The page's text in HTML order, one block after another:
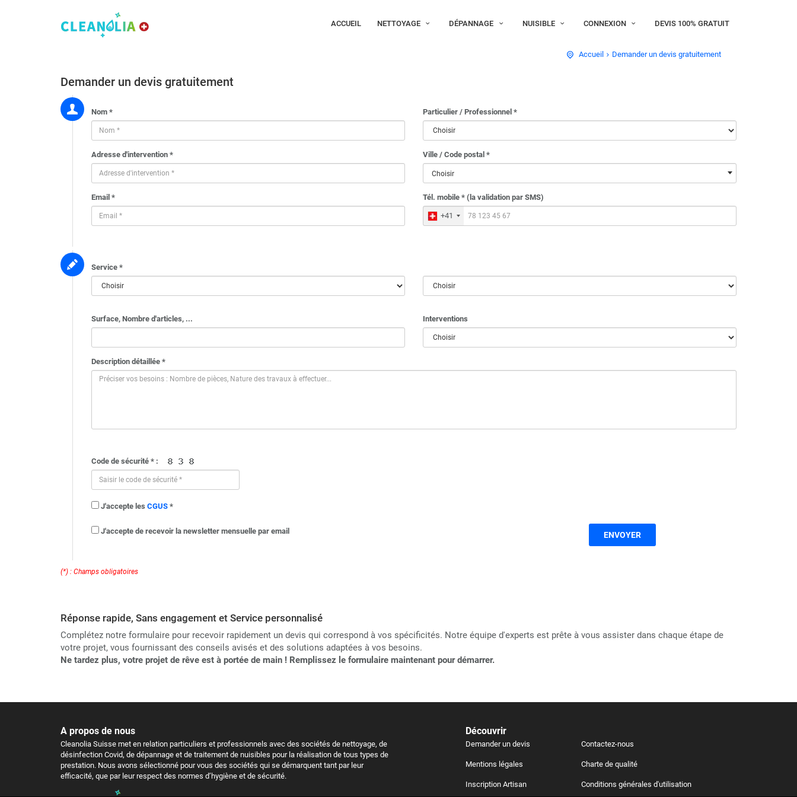
ACCUEIL NETTOYAGE DÉPANNAGE NUISIBLE CONNEXION DEVIS 100% GRATUIT
Accueil Demander un devis gratuitement
Demander un devis gratuitement
Nom * Particulier / Professionnel *
Adresse d'intervention * Ville / Code postal *
Choisir
Email * Tél. mobile * (la validation par SMS)
+41
Service *
Surface, Nombre d'articles, ... Interventions
Description détaillée *
Code de sécurité * :
J'accepte les CGUS *
J'accepte de recevoir la newsletter mensuelle par email ENVOYER
(*) : Champs obligatoires
Réponse rapide, Sans engagement et Service personnalisé
Complétez notre formulaire pour recevoir rapidement un devis qui correspond à vos spécificités. Notre équipe d'experts est prête à vous assister dans chaque étape de
votre projet, vous fournissant des conseils avisés et des solutions adaptées à vos besoins.
Ne tardez plus, votre projet de rêve est à portée de main ! Remplissez le formulaire maintenant pour démarrer.
A propos de nous
Cleanolia Suisse met en relation particuliers et professionnels avec des sociétés de nettoyage, de
désinfection Covid, de dépannage et de traitement de nuisibles pour la réalisation de tous types de
prestation. Nous avons sélectionné pour vous des sociétés qui se démarquent tant par leur
efficacité, que par leur respect des normes d’hygiène et de sécurité.
Découvrir
Demander un devis
Mentions légales
Inscription Artisan
Contactez-nous
Charte de qualité
Conditions générales d'utilisation